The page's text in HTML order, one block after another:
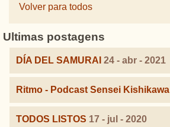
Volver para todos
Ultimas postagens
DÍA DEL SAMURAI 24 - abr - 2021
Ritmo - Podcast Sensei Kishikawa
TODOS LISTOS 17 - jul - 2020